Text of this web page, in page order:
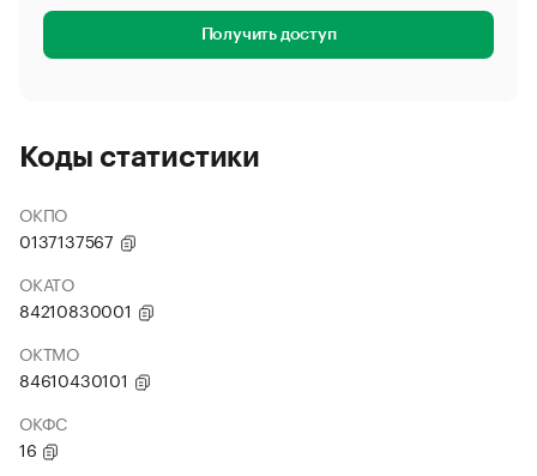
Получить доступ
Коды статистики
ОКПО
0137137567
ОКАТО
84210830001
ОКТМО
84610430101
ОКФС
16